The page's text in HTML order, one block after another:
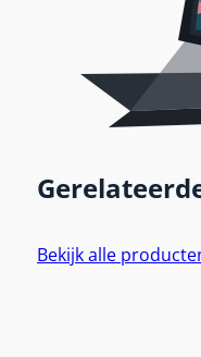
Bekijk alle